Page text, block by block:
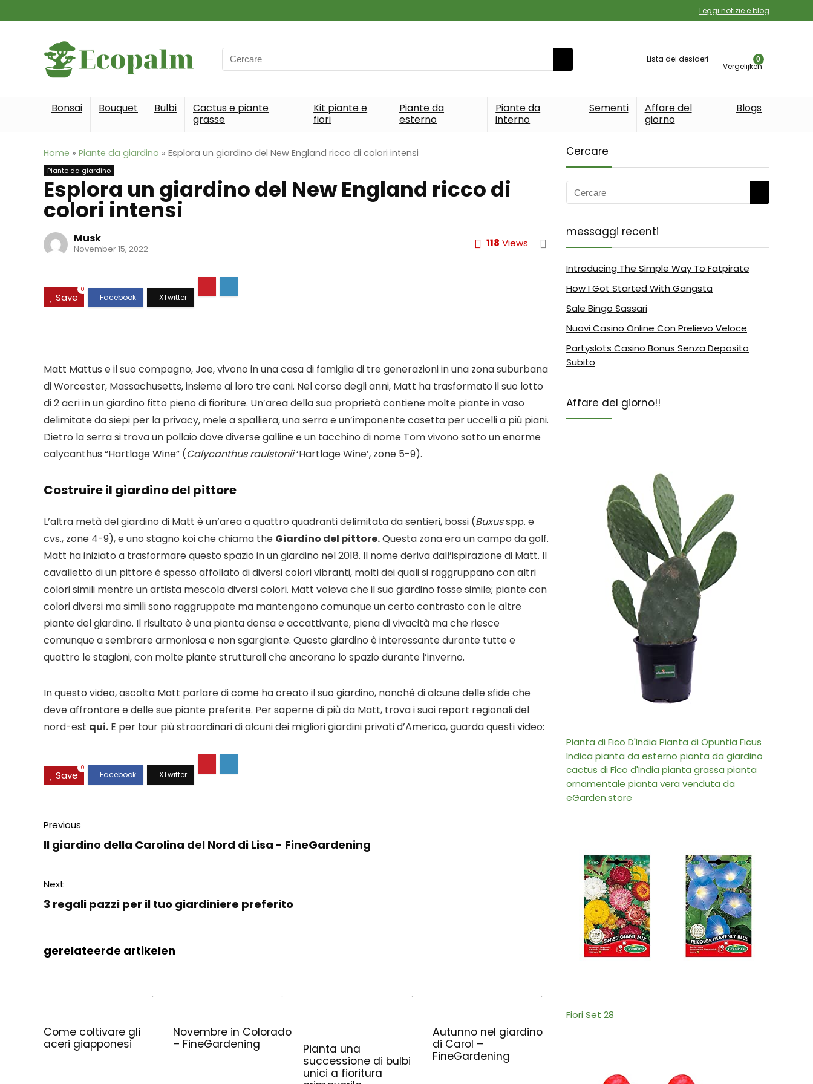
Leggi notizie e blog
Search
for:
Lista dei desideri 0
Vergelijken
Bonsai Bouquet Bulbi
Cactus e piante
grasse
Kit piante e
fiori
Piante da
esterno
Piante da
interno
Sementi
Affare del
giorno
Blogs
Home » Piante da giardino » Esplora un giardino del New England ricco di colori intensi
Piante da giardino
Esplora un giardino del New England ricco di
colori intensi
Musk
November 15, 2022 118 Views
Save
0
Matt Mattus e il suo compagno, Joe, vivono in una casa di famiglia di tre generazioni in una zona suburbana
di Worcester, Massachusetts, insieme ai loro tre cani. Nel corso degli anni, Matt ha trasformato il suo lotto
di 2 acri in un giardino fitto pieno di fioriture. Un’area della sua proprietà contiene molte piante in vaso
delimitate da siepi per la privacy, mele a spalliera, una serra e un’imponente casetta per uccelli a più piani.
Dietro la serra si trova un pollaio dove diverse galline e un tacchino di nome Tom vivono sotto un enorme
calycanthus “Hartlage Wine” (Calycanthus raulstonii‘Hartlage Wine’, zone 5-9).
Costruire il giardino del pittore
L’altra metà del giardino di Matt è un’area a quattro quadranti delimitata da sentieri, bossi (Buxusspp. e
cvs., zone 4-9), e uno stagno koi che chiama the Giardino del pittore.Questa zona era un campo da golf.
Matt ha iniziato a trasformare questo spazio in un giardino nel 2018. Il nome deriva dall’ispirazione di Matt. Il
cavalletto di un pittore è spesso affollato di diversi colori vibranti, molti dei quali si raggruppano con altri
colori simili mentre un artista mescola diversi colori. Matt voleva che il suo giardino fosse simile; piante con
colori diversi ma simili sono raggruppate ma mantengono comunque un certo contrasto con le altre
piante del giardino. Il risultato è una pianta densa e accattivante, piena di vivacità ma che riesce
comunque a sembrare armoniosa e non sgargiante. Questo giardino è interessante durante tutte e
quattro le stagioni, con molte piante strutturali che ancorano lo spazio durante l’inverno.
In questo video, ascolta Matt parlare di come ha creato il suo giardino, nonché di alcune delle sfide che
deve affrontare e delle sue piante preferite. Per saperne di più da Matt, trova i suoi report regionali del
nord-est qui. E per tour più straordinari di alcuni dei migliori giardini privati ​​d’America, guarda questi video:
Save
0
Previous
Il giardino della Carolina del Nord di Lisa - FineGardening
Next
3 regali pazzi per il tuo giardiniere preferito
gerelateerde artikelen
Come coltivare gli
aceri giapponesi
Novembre in Colorado
– FineGardening
Pianta una
successione di bulbi
unici a fioritura
Autunno nel giardino
di Carol –
FineGardening
Cercare
messaggi recenti
Introducing The Simple Way To Fatpirate
How I Got Started With Gangsta
Sale Bingo Sassari
Nuovi Casino Online Con Prelievo Veloce
Partyslots Casino Bonus Senza Deposito
Subito
Affare del giorno!!
Pianta di Fico D'India Pianta di Opuntia Ficus
Indica pianta da esterno pianta da giardino
cactus di Fico d'India pianta grassa pianta
ornamentale pianta vera venduta da
eGarden.store
Fiori Set 28